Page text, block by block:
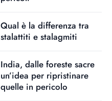
Qual è la differenza tra
stalattiti e stalagmiti
India, dalle foreste sacre
un’idea per ripristinare
quelle in pericolo